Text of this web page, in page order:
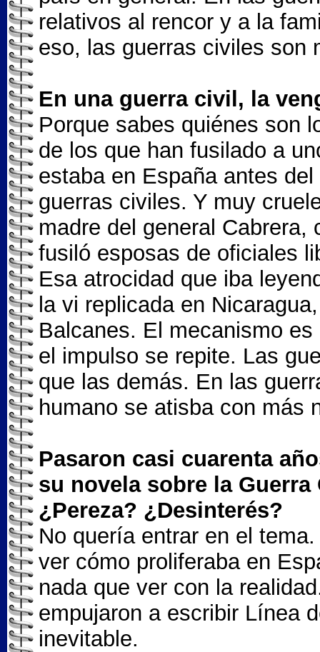
relativos al rencor y a la
eso, las guerras civiles son
En una guerra civil, la
Porque sabes quiénes son
de los que han fusilado a
estaba en España antes
guerras civiles. Y muy
madre del general
fusiló esposas de oficiales
Esa atrocidad que iba
la vi replicada en
Balcanes. El mecanismo
el impulso se repite. Las
que las demás. En las
humano se atisba con más
Pasaron casi cuarenta
su novela sobre la
¿Pereza? ¿Desinterés?
No quería entrar en el
ver cómo proliferaba en
nada que ver con la
empujaron a escribir Línea
inevitable.